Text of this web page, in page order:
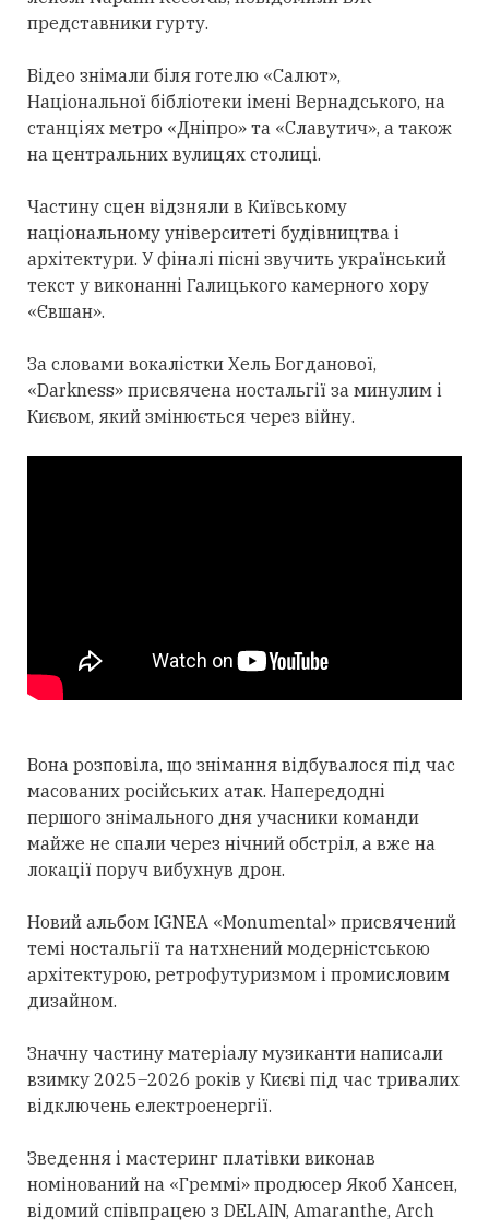
представники гурту.
Відео знімали біля готелю «Салют»,
Національної бібліотеки імені Вернадського, на
станціях метро «Дніпро» та «Славутич», а також
на центральних вулицях столиці.
Частину сцен відзняли в Київському
національному університеті будівництва і
архітектури. У фіналі пісні звучить український
текст у виконанні Галицького камерного хору
«Євшан».
За словами вокалістки Хель Богданової,
«Darkness» присвячена ностальгії за минулим і
Києвом, який змінюється через війну.
Вона розповіла, що знімання відбувалося під час
масованих російських атак. Напередодні
першого знімального дня учасники команди
майже не спали через нічний обстріл, а вже на
локації поруч вибухнув дрон.
Новий альбом IGNEA «Monumental» присвячений
темі ностальгії та натхнений модерністською
архітектурою, ретрофутуризмом і промисловим
дизайном.
Значну частину матеріалу музиканти написали
взимку 2025–2026 років у Києві під час тривалих
відключень електроенергії.
Зведення і мастеринг платівки виконав
номінований на «Греммі» продюсер Якоб Хансен,
відомий співпрацею з DELAIN, Amaranthe, Arch